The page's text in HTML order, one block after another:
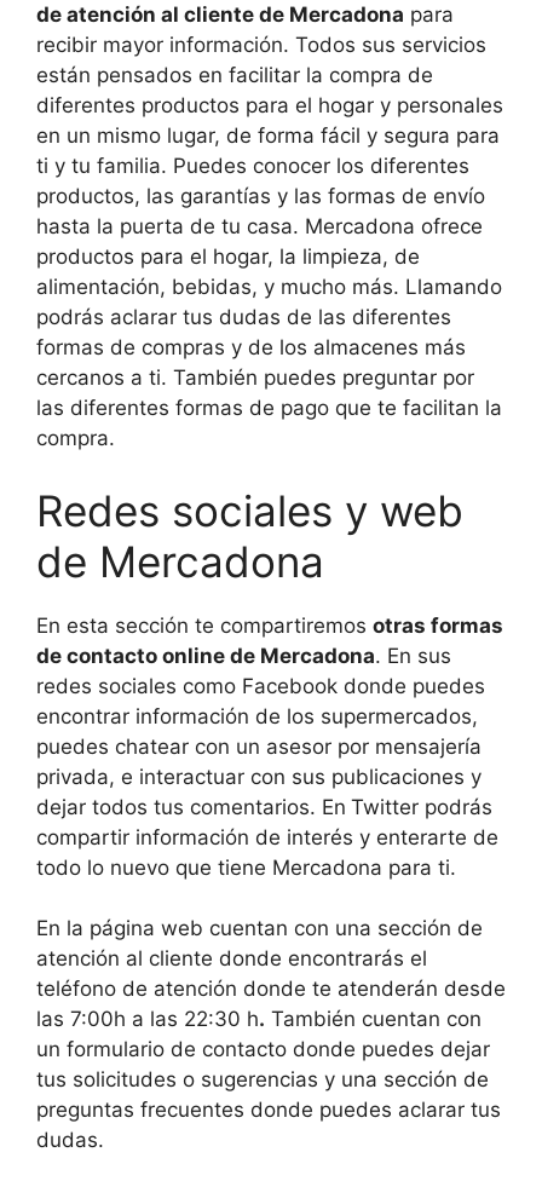
de atención al cliente de Mercadona para
recibir mayor información. Todos sus servicios
están pensados en facilitar la compra de
diferentes productos para el hogar y personales
en un mismo lugar, de forma fácil y segura para
ti y tu familia. Puedes conocer los diferentes
productos, las garantías y las formas de envío
hasta la puerta de tu casa. Mercadona ofrece
productos para el hogar, la limpieza, de
alimentación, bebidas, y mucho más. Llamando
podrás aclarar tus dudas de las diferentes
formas de compras y de los almacenes más
cercanos a ti. También puedes preguntar por
las diferentes formas de pago que te facilitan la
compra.
Redes sociales y web
de Mercadona
En esta sección te compartiremos otras formas
de contacto online de Mercadona. En sus
redes sociales como Facebook donde puedes
encontrar información de los supermercados,
puedes chatear con un asesor por mensajería
privada, e interactuar con sus publicaciones y
dejar todos tus comentarios. En Twitter podrás
compartir información de interés y enterarte de
todo lo nuevo que tiene Mercadona para ti.
En la página web cuentan con una sección de
atención al cliente donde encontrarás el
teléfono de atención donde te atenderán desde
las 7:00h a las 22:30 h. También cuentan con
un formulario de contacto donde puedes dejar
tus solicitudes o sugerencias y una sección de
preguntas frecuentes donde puedes aclarar tus
dudas.